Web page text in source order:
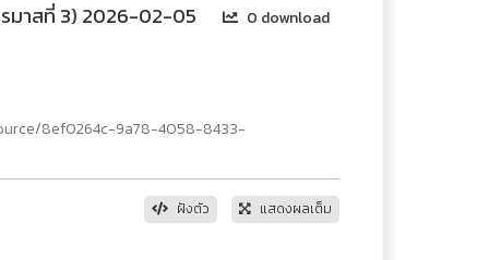
รมาสที่ 3) 2026-02-05
0 download
8ef0264c-9a78-4058-8433-
ฝังตัว แสดงผลเต็ม